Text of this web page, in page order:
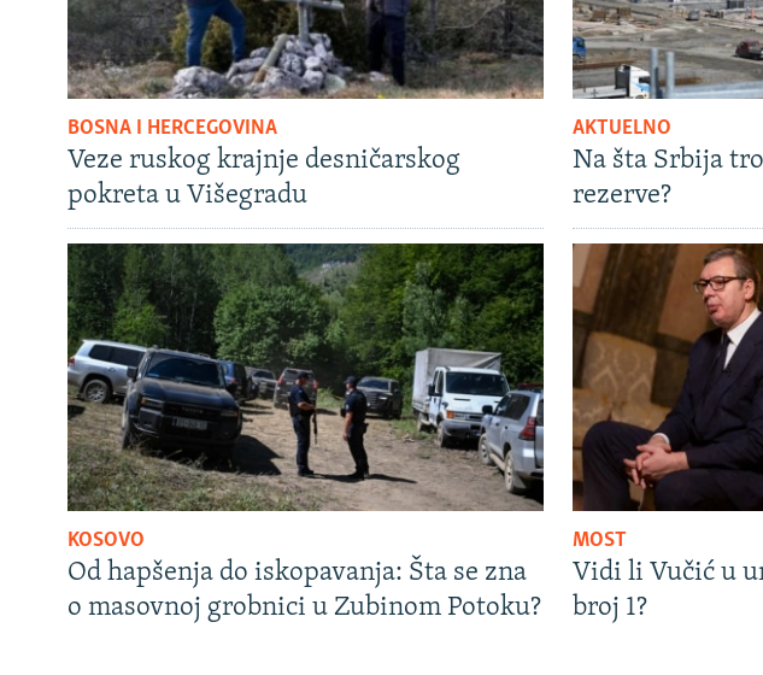
BOSNA I HERCEGOVINA
Veze ruskog krajnje desničarskog
pokreta u Višegradu
AKTUELNO
Na šta Srbija
rezerve?
KOSOVO
Od hapšenja do iskopavanja: Šta se zna
o masovnoj grobnici u Zubinom Potoku?
MOST
Vidi li Vučić u
broj 1?